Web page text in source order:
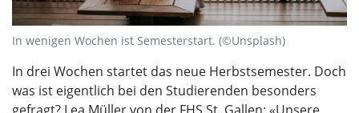
In wenigen Wochen ist Semesterstart. (©Unsplash)
In drei Wochen startet das neue Herbstsemester. Doch
was ist eigentlich bei den Studierenden besonders